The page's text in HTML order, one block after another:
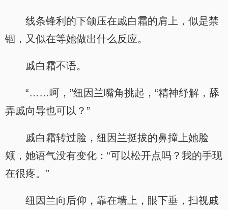
线条锋利的下颌压在戚白霜的肩上，似是禁
锢，又似在等她做出什么反应。
戚白霜不语。
“……呵，”纽因兰嘴角挑起，“精神纾解，舔
弄戚向导也可以？”
戚白霜转过脸，纽因兰挺拔的鼻撞上她脸
颊，她语气没有变化：“可以松开点吗？我的手现
在很疼。”
纽因兰向后仰，靠在墙上，眼下垂，扫视戚